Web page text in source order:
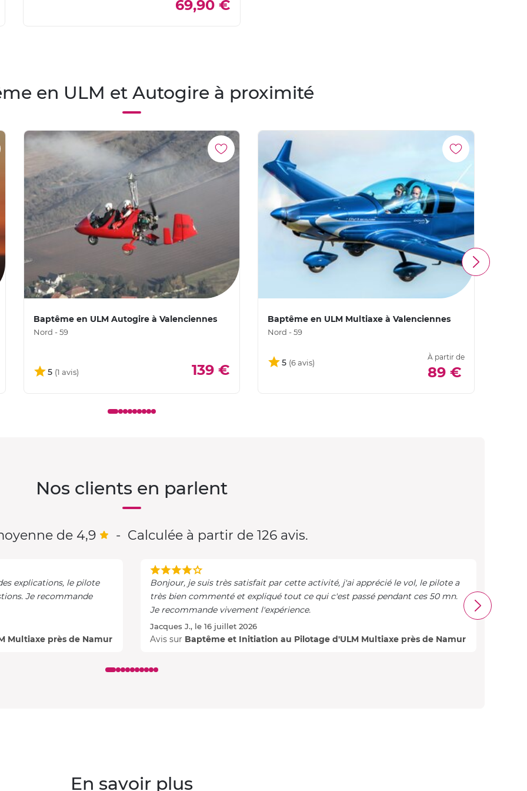
69,90 €
en ULM et Autogire à proximité
Baptême en ULM Autogire à Valenciennes
Nord - 59
5 139 €
Baptême en ULM Multiaxe à Valenciennes
Nord - 59
5
À partir de
89 €
Nos clients en parlent
de 4,9 - Calculée à partir de 126 avis.
explications, le pilote
Multiaxe près de Namur
Bonjour, je suis très satisfait par cette activité, j'ai apprécié le vol, le pilote a
très bien commenté et expliqué tout ce qui c'est passé pendant ces 50 mn.
Je recommande vivement l'expérience.
Jacques J., le 16 juillet 2026
Avis sur Baptême et Initiation au Pilotage d'ULM Multiaxe près de Namur
En savoir plus